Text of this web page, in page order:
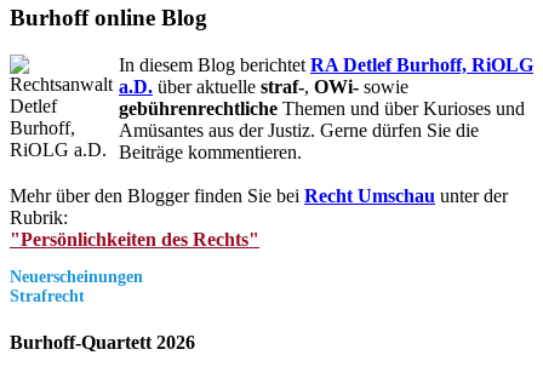
Burhoff online Blog
In diesem Blog berichtet RA Detlef Burhoff, RiOLG
a.D. über aktuelle straf-, OWi- sowie
gebührenrechtliche Themen und über Kurioses und
Amüsantes aus der Justiz. Gerne dürfen Sie die
Beiträge kommentieren.
Mehr über den Blogger finden Sie bei Recht Umschau unter der
Rubrik:
"Persönlichkeiten des Rechts"
Neuerscheinungen
Strafrecht
Burhoff-Quartett 2026